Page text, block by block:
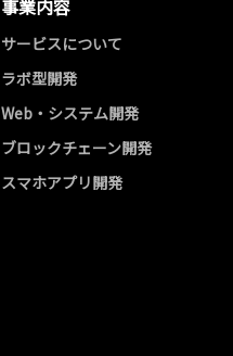
事業内容
サービスについて
ラボ型開発
Web・システム開発
ブロックチェーン開発
スマホアプリ開発